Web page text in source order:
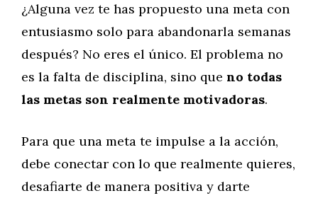
¿Alguna vez te has propuesto una meta con
entusiasmo solo para abandonarla semanas
después? No eres el único. El problema no
es la falta de disciplina, sino que no todas
las metas son realmente motivadoras.
Para que una meta te impulse a la acción,
debe conectar con lo que realmente quieres,
desafiarte de manera positiva y darte